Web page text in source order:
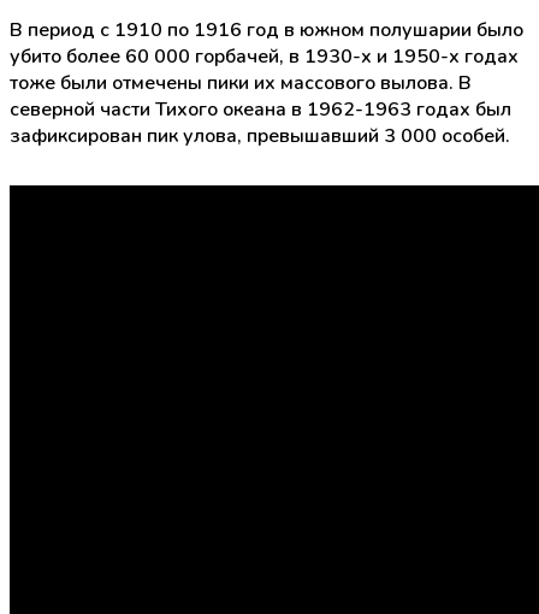
В период с 1910 по 1916 год в южном полушарии было
убито более 60 000 горбачей, в 1930-х и 1950-х годах
тоже были отмечены пики их массового вылова. В
северной части Тихого океана в 1962-1963 годах был
зафиксирован пик улова, превышавший 3 000 особей.